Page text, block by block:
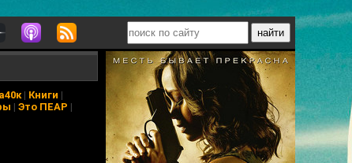
| Книги |
| Это ПЕАР |